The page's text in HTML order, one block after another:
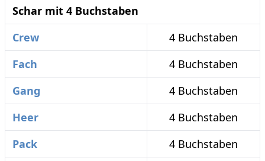
Schar mit 4 Buchstaben
Crew
4 Buchstaben
Fach
4 Buchstaben
Gang
4 Buchstaben
Heer
4 Buchstaben
Pack
4 Buchstaben